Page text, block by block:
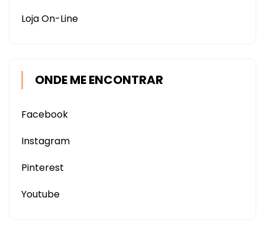
Loja On-Line
ONDE ME ENCONTRAR
Facebook
Instagram
Pinterest
Youtube